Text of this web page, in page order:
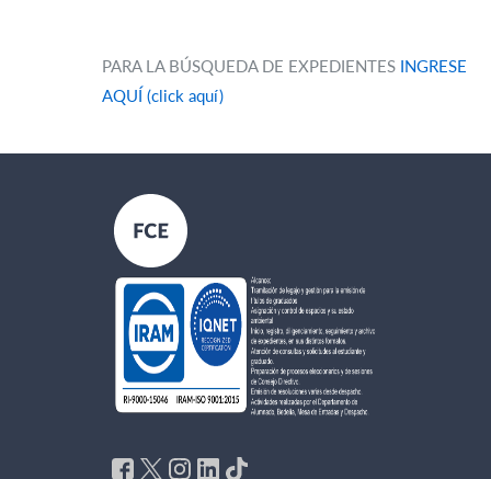
PARA LA BÚSQUEDA DE EXPEDIENTES INGRESE
AQUÍ (click aquí)